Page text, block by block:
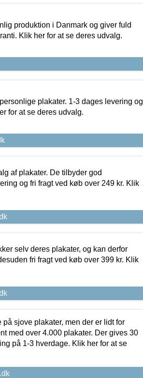
produktion i Danmark og giver fuld
Klik her for at se deres udvalg.
plakater. 1-3 dages levering og
for at se deres udvalg.
af plakater. De tilbyder god
og fri fragt ved køb over 249 kr. Klik
selv deres plakater, og kan derfor
fri fragt ved køb over 399 kr. Klik
sjove plakater, men der er lidt for
med over 4.000 plakater. Der gives 30
på 1-3 hverdage. Klik her for at se